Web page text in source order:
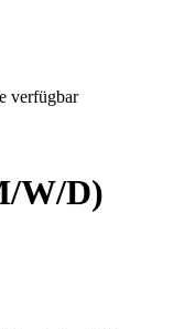
verfügbar
W/D)